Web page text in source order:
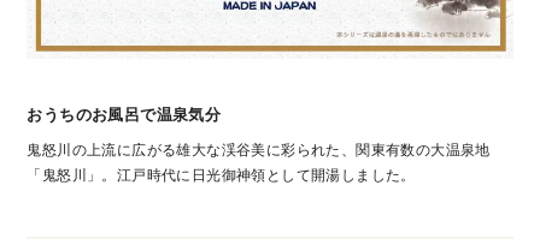
おうちのお風呂で温泉気分
鬼怒川の上流に広がる雄大な渓谷美に彩られた、関東有数の大温泉地
「鬼怒川」。江戸時代に日光御神領として開湯しました。